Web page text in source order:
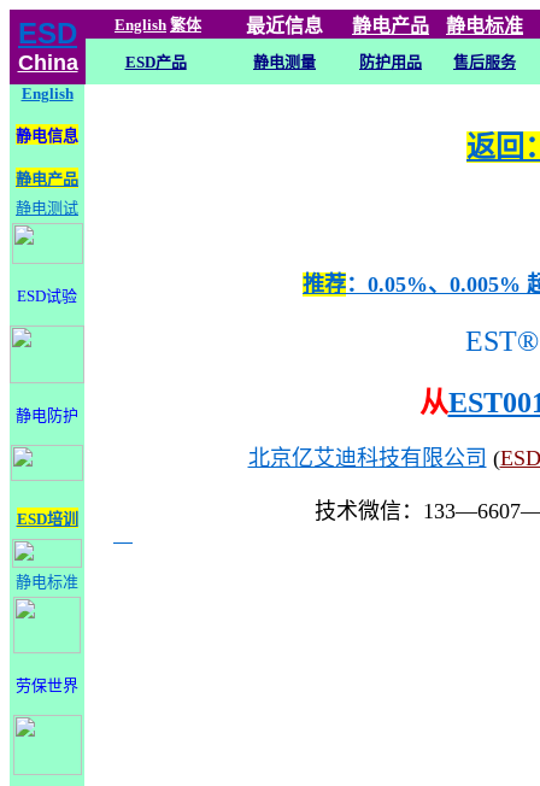
ESD
China
English 繁体 最近信息 静电产品 静电标准
ESD产品 静电测量 防护用品
售后服务
English
静电信息
静电产品
静电测试
ESD试验
静电防护
ESD培训
静电标准
劳保世界
返回
推荐：0.05%、0.005%
EST®
从
北京亿艾迪科技有限公司 (
技术微信：